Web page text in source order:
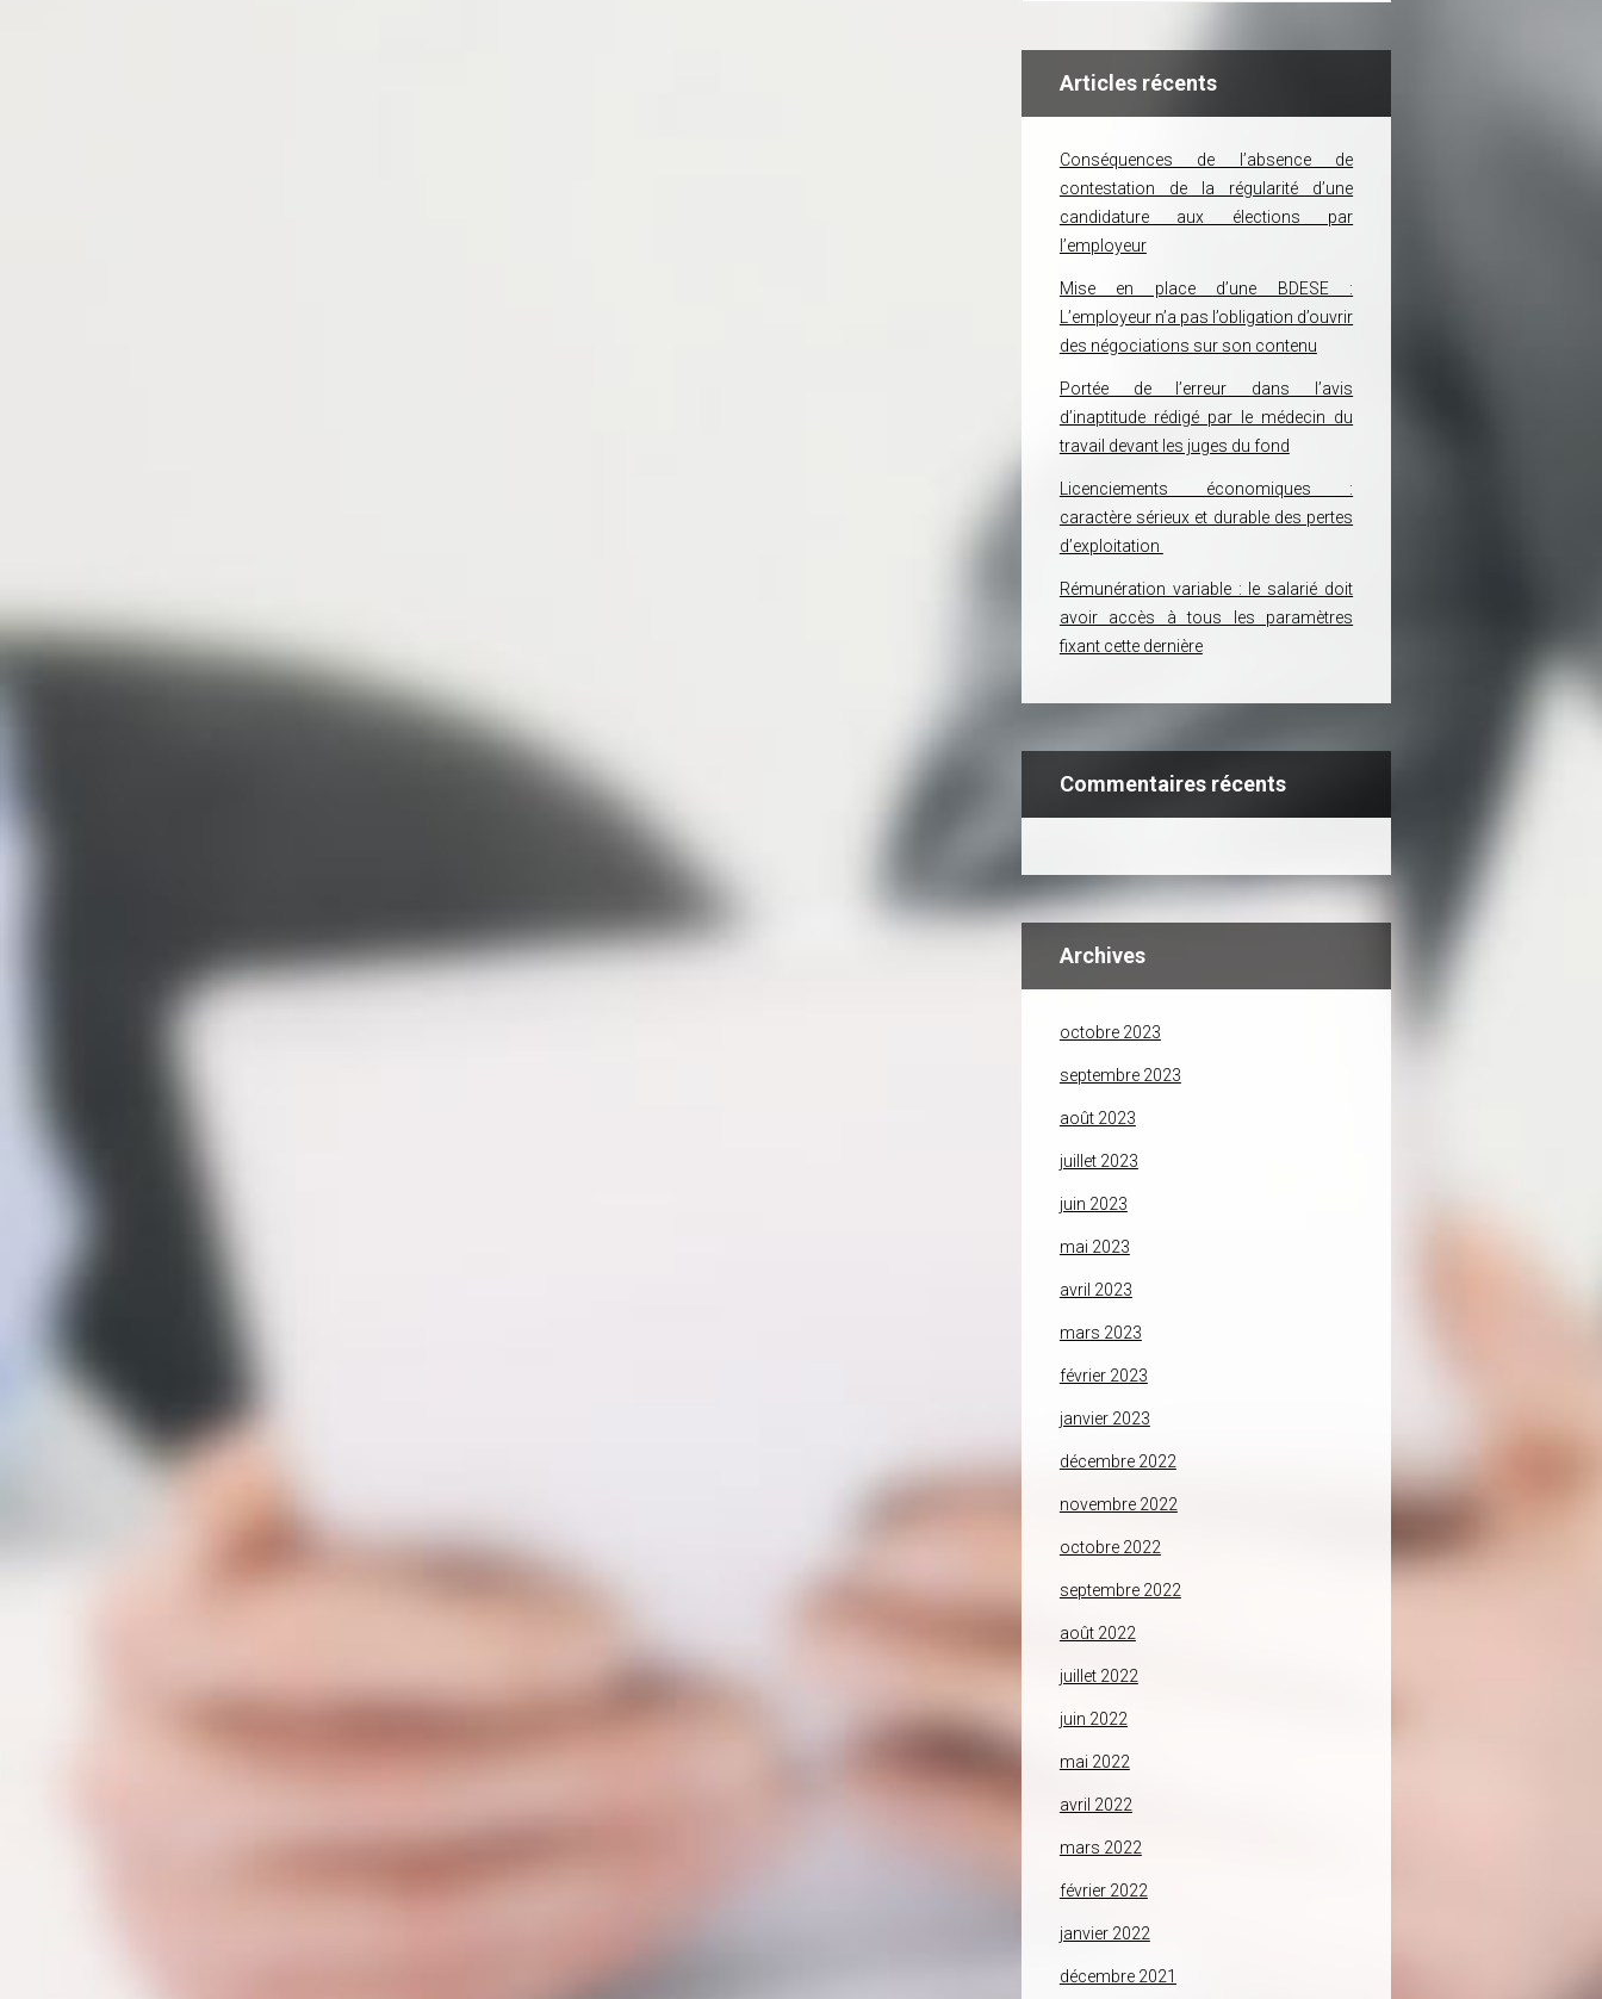
Articles récents
Conséquences de l’absence de
contestation de la régularité d’une
candidature aux élections par
l’employeur
Mise en place d’une BDESE :
L’employeur n’a pas l’obligation d’ouvrir
des négociations sur son contenu
Portée de l’erreur dans l’avis
d’inaptitude rédigé par le médecin du
travail devant les juges du fond
Licenciements économiques :
caractère sérieux et durable des pertes
d’exploitation
Rémunération variable : le salarié doit
avoir accès à tous les paramètres
fixant cette dernière
Commentaires récents
Archives
octobre 2023
septembre 2023
août 2023
juillet 2023
juin 2023
mai 2023
avril 2023
mars 2023
février 2023
janvier 2023
décembre 2022
novembre 2022
octobre 2022
septembre 2022
août 2022
juillet 2022
juin 2022
mai 2022
avril 2022
mars 2022
février 2022
janvier 2022
décembre 2021